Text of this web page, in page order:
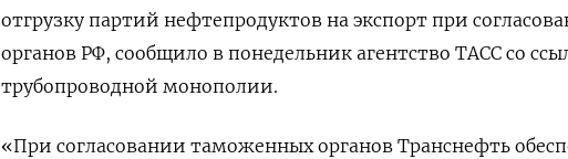
отгрузку партий нефтепродуктов на экспорт при
органов РФ, сообщило в понедельник агентство ТАСС со
трубопроводной монополии.
«При согласовании таможенных органов Транснефть